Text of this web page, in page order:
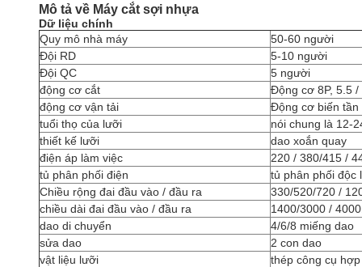
Mô tả về Máy cắt sợi nhựa
Dữ liệu chính
Quy mô nhà máy
50-60 người
Đội RD
5-10 người
Đội QC
5 người
động cơ cắt
Động cơ 8P, 5.5
động cơ vận tải
Động cơ biến tần
tuổi thọ của lưỡi
nói chung là 12-
thiết kế lưỡi
dao xoắn quay
điện áp làm việc
220 / 380/415 /
tủ phân phối điện
tủ phân phối độc
Chiều rộng đai đầu vào / đầu ra
330/520/720 /
chiều dài đai đầu vào / đầu ra
1400/3000 /
dao di chuyển
4/6/8 miếng dao
sửa dao
2 con dao
vật liệu lưỡi
thép công cụ